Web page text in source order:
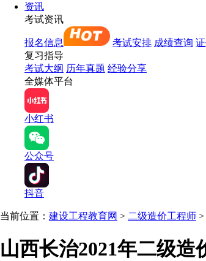
资讯
考试资讯
报名信息 考试安排 成绩查询
复习指导
考试大纲 历年真题 经验分享
全媒体平台
小红书
公众号
抖音
当前位置： 建设工程教育网 > 二级造价工程师 >
山西长治2021年二级